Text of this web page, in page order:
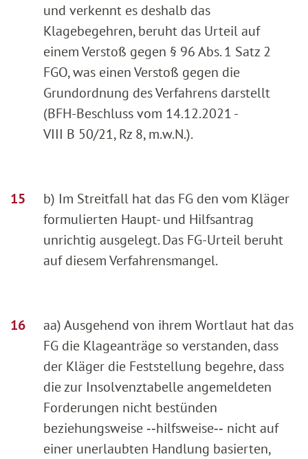
und verkennt es deshalb das
Klagebegehren, beruht das Urteil auf
einem Verstoß gegen § 96 Abs. 1 Satz 2
FGO, was einen Verstoß gegen die
Grundordnung des Verfahrens darstellt
(BFH-Beschluss vom 14.12.2021 -
VIII B 50/21, Rz 8, m.w.N.).
b) Im Streitfall hat das FG den vom Kläger
formulierten Haupt- und Hilfsantrag
unrichtig ausgelegt. Das FG-Urteil beruht
auf diesem Verfahrensmangel.
aa) Ausgehend von ihrem Wortlaut hat das
FG die Klageanträge so verstanden, dass
der Kläger die Feststellung begehre, dass
die zur Insolvenztabelle angemeldeten
Forderungen nicht bestünden
beziehungsweise ‑‑hilfsweise‑‑ nicht auf
einer unerlaubten Handlung basierten,